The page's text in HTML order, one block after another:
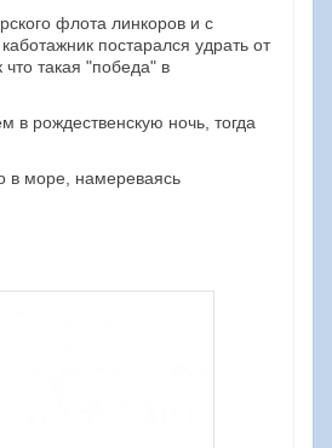
флота линкоров и с
постарался удрать от
такая "победа" в
в рождественскую ночь, тогда
в море, намереваясь